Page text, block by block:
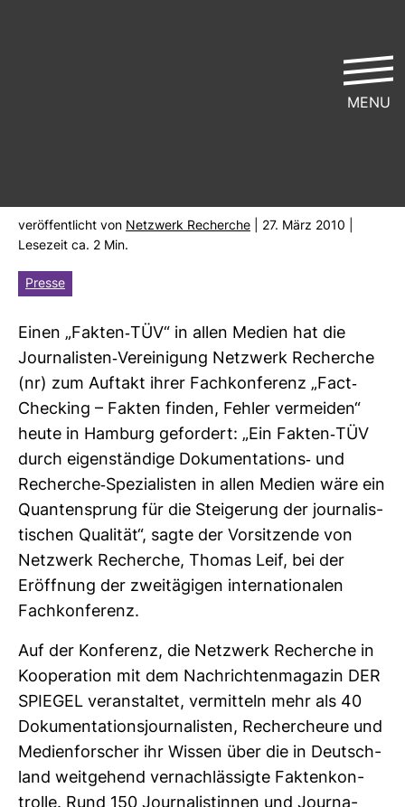
ver­öf­fent­licht von Netz­werk Recherche | 27. März 2010 |
Lese­zeit ca. 2 Min.
Presse
Einen „Fakten-​TÜV“ in allen Medien hat die
Jour­na­listen-​Ver­ei­ni­gung Netz­werk Recherche
(nr) zum Auf­takt ihrer Fach­kon­fe­renz „Fact-​
Che­cking – Fakten finden, Fehler ver­meiden“
heute in Ham­burg gefor­dert: „Ein Fakten-​TÜV
durch eigen­stän­dige Doku­men­ta­tions-​ und
Recherche-​Spe­zia­listen in allen Medien wäre ein
Quan­ten­sprung für die Stei­ge­rung der jour­na­lis­
ti­schen Qua­lität“, sagte der Vor­sit­zende von
Netz­werk Recherche, Thomas Leif, bei der
Eröff­nung der zwei­tä­gigen inter­na­tio­nalen
Fach­kon­fe­renz.
Auf der Kon­fe­renz, die Netz­werk Recherche in
Koope­ra­tion mit dem Nach­rich­ten­ma­gazin DER
SPIEGEL ver­an­staltet, ver­mit­teln mehr als 40
Doku­men­ta­ti­ons­jour­na­listen, Recher­cheure und
Medi­en­for­scher ihr Wissen über die in Deutsch­
land weit­ge­hend ver­nach­läs­sigte Fak­ten­kon­
MENU